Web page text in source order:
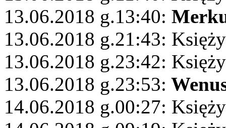
13.06.2018 g.13:40:
13.06.2018 g.21:43:
13.06.2018 g.23:42:
13.06.2018 g.23:53:
14.06.2018 g.00:27: